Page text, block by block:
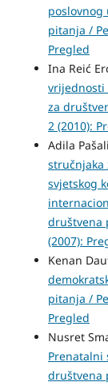
poslovnog
pitanja /
Pregled
Ina Reić
vrijednosti
za
2 (2010):
Adila
stručnjaka
svjetskog
društvena
(2007):
Kenan
pitanja /
Pregled
Nusret
Prenatalni
društvena